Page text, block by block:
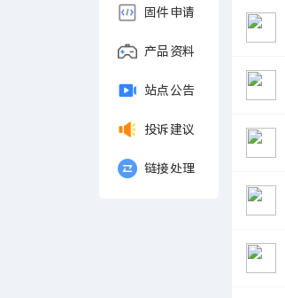
固件申请
产品资料
站点公告
投诉建议
链接处理